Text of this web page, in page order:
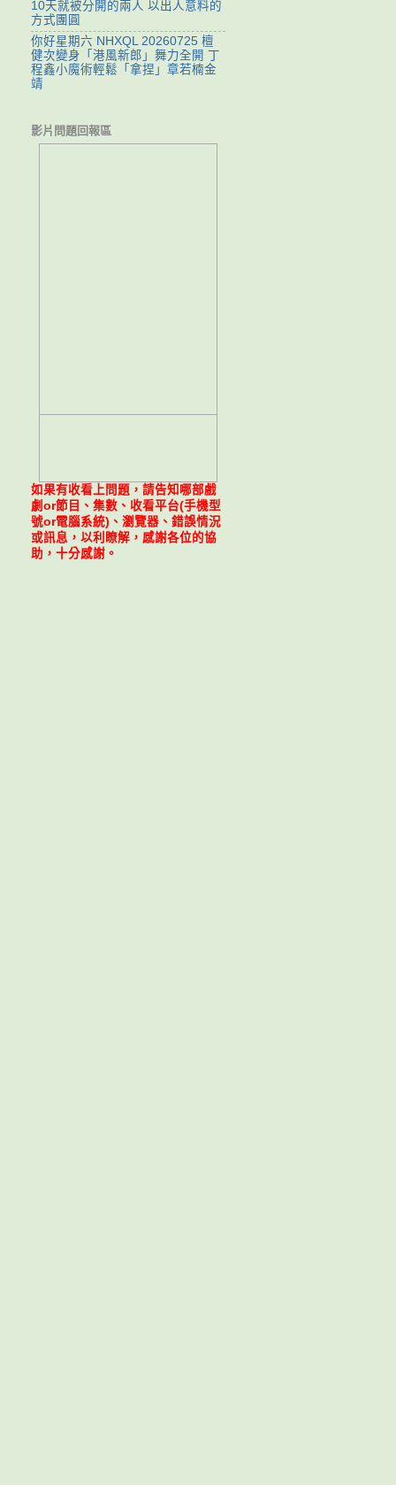
10天就被分開的兩人 以出人意料的
方式團圓
你好星期六 NHXQL 20260725 檀
健次變身「港風新郎」舞力全開 丁
程鑫小魔術輕鬆「拿捏」章若楠金
靖
影片問題回報區
如果有收看上問題，請告知哪部戲
劇or節目、集數、收看平台(手機型
號or電腦系統)、瀏覽器、錯誤情況
或訊息，以利瞭解，感謝各位的協
助，十分感謝。